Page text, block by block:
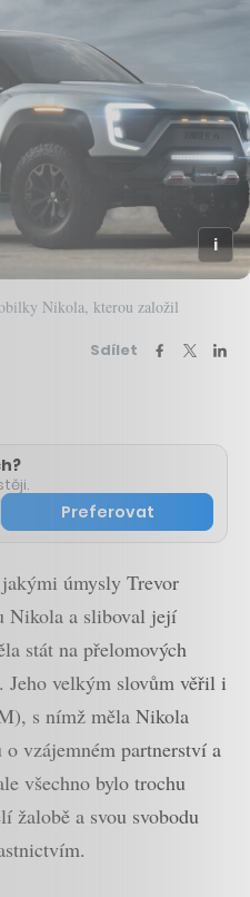
Nikola, kterou založil
Sdílet
Preferovat
úmysly Trevor
Nikola a sliboval její
stát na přelomových
Jeho velkým slovům věřil i
s nímž měla Nikola
vzájemném partnerství a
všechno bylo trochu
a svou svobodu